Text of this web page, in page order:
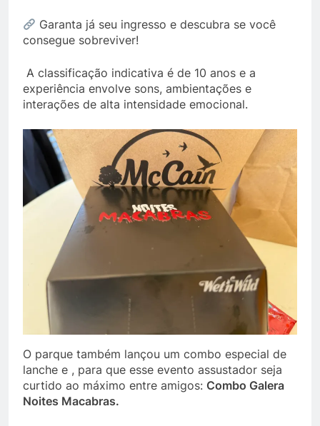
Garanta já seu ingresso e descubra se você
consegue sobreviver!
A classificação indicativa é de 10 anos e a
experiência envolve sons, ambientações e
interações de alta intensidade emocional.
O parque também lançou um combo especial de
lanche e , para que esse evento assustador seja
curtido ao máximo entre amigos: Combo Galera
Noites Macabras.